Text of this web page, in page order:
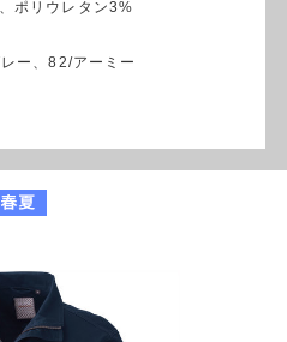
ポリウレタン3%
ー、82/アーミー